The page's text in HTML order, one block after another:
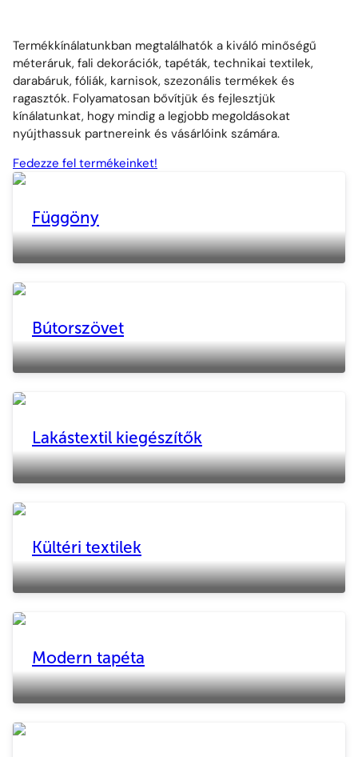
Termékkínálatunkban megtalálhatók a kiváló minőségű
méteráruk, fali dekorációk, tapéták, technikai textilek,
darabáruk, fóliák, karnisok, szezonális termékek és
ragasztók. Folyamatosan bővítjük és fejlesztjük
kínálatunkat, hogy mindig a legjobb megoldásokat
nyújthassuk partnereink és vásárlóink számára.
Fedezze fel termékeinket!
Függöny
Bútorszövet
Lakástextil kiegészítők
Kültéri textilek
Modern tapéta